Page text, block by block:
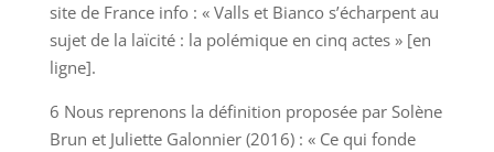
site de France info : « Valls et Bianco s’écharpent au
sujet de la laïcité : la polémique en cinq actes » [en
ligne].
6 Nous reprenons la définition proposée par Solène
Brun et Juliette Galonnier (2016) : « Ce qui fonde